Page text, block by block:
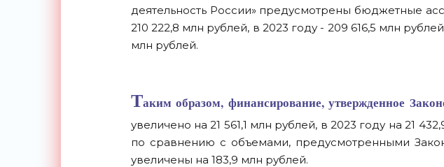
деятельность России» предусмотрены бюджетные
210 222,8 млн рублей, в 2023 году - 209 616,5 млн
млн рублей.
Таким образом, финансирование, утвержденное
увеличено на 21 561,1 млн рублей, в 2023 году на 21
по сравнению с объемами, предусмотренными
увеличены на 183,9 млн рублей.